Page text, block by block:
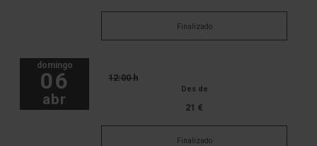
Finalizado
domingo
06
abr
12:00 h
Des de
21 €
Finalizado